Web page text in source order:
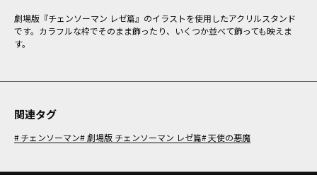
劇場版『チェンソーマン レゼ篇』のイラストを使用したアクリルスタンド
です。カラフルな枠でそのまま飾ったり、いくつか並べて飾っても映えま
す。
関連タグ
チェンソーマン 劇場版 チェンソーマン レゼ篇 天使の悪魔